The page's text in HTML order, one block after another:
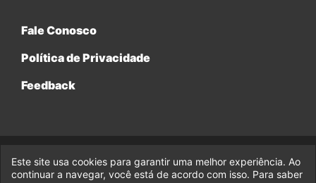
Fale Conosco
Política de Privacidade
Feedback
© 2017-2026 Legado da Marvel, uma empresa da Legado
Enterprises.
Este site usa cookies para garantir uma melhor experiência. Ao
continuar a navegar, você está de acordo com isso. Para saber